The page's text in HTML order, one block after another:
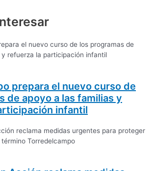
prepara el nuevo curso de
de apoyo a las familias y
infantil